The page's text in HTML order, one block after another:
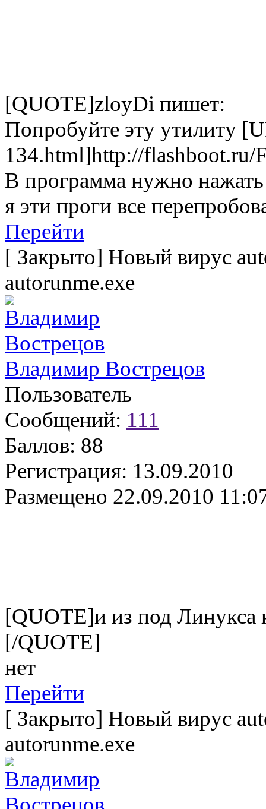
[QUOTE]zloyDi пишет:
Попробуйте эту утилиту
134.html]http://
В программа нужно
я эти проги все
Перейти
[ Закрыто] Новый вирус
autorunme.exe
Владимир Вострецов
Пользователь
Сообщений: 111
Баллов: 88
Регистрация: 13.09.2010
Размещено 22.09.2010
[QUOTE]и из под Линукса
[/QUOTE]
нет
Перейти
[ Закрыто] Новый вирус
autorunme.exe